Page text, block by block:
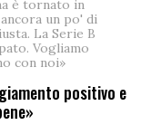
è tornato in
un po' di
La Serie B
Vogliamo
con noi»
positivo e